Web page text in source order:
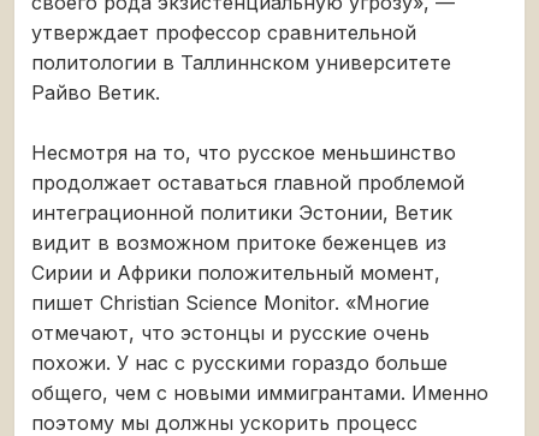
утверждает профессор сравнительной
политологии в Таллиннском университете
Райво Ветик.
Несмотря на то, что русское меньшинство
продолжает оставаться главной проблемой
интеграционной политики Эстонии, Ветик
видит в возможном притоке беженцев из
Сирии и Африки положительный момент,
пишет Christian Science Monitor. «Многие
отмечают, что эстонцы и русские очень
похожи. У нас с русскими гораздо больше
общего, чем с новыми иммигрантами. Именно
поэтому мы должны ускорить процесс